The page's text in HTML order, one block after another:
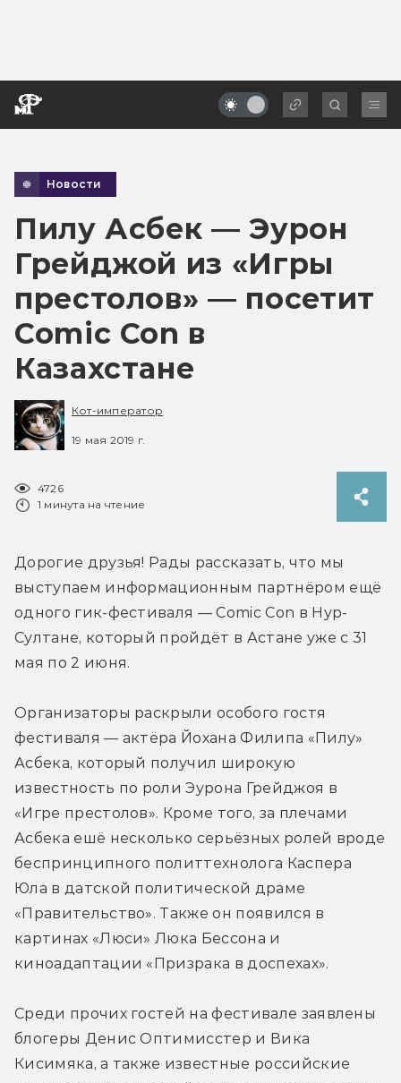
Новости
Пилу Асбек — Эурон
Грейджой из «Игры
престолов» — посетит
Comic Con в
Казахстане
Кот-император
19 мая 2019 г.
4726
1 минута на чтение
Дорогие друзья! Рады рассказать, что мы
выступаем информационным партнёром ещё
одного гик-фестиваля — Comic Con в Нур-
Султане, который пройдёт в Астане уже с 31
мая по 2 июня.
Организаторы раскрыли особого гостя
фестиваля — актёра Йохана Филипа «Пилу»
Асбека, который получил широкую
известность по роли Эурона Грейджоя в
«Игре престолов». Кроме того, за плечами
Асбека ешё несколько серьёзных ролей вроде
беспринципного политтехнолога Каспера
Юла в датской политической драме
«Правительство». Также он появился в
картинах «Люси» Люка Бессона и
киноадаптации «Призрака в доспехах».
Среди прочих гостей на фестивале заявлены
блогеры Денис Оптимисстер и Вика
Кисимяка, а также известные российские